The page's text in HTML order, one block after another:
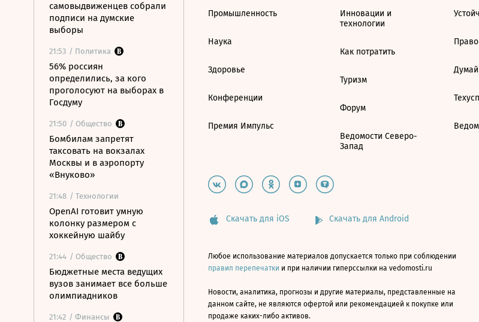
самовыдвиженцев собрали
подписи на думские
выборы
21:53 / Политика
56% россиян
определились, за кого
проголосуют на выборах в
Госдуму
21:50 / Общество
Бомбилам запретят
таксовать на вокзалах
Москвы и в аэропорту
«Внуково»
21:48 / Технологии
OpenAI готовит умную
колонку размером с
хоккейную шайбу
21:44 / Общество
Бюджетные места ведущих
вузов занимает все больше
олимпиадников
21:42 / Финансы
Промышленность
Наука
Здоровье
Конференции
Премия Импульс
Инновации и
технологии
Как потратить
Туризм
Форум
Ведомости Северо-
Запад
Право
Думай
Скачать для iOS Скачать для Android
Любое использование материалов допускается только при соблюдении
правил перепечатки и при наличии гиперссылки на vedomosti.ru
Новости, аналитика, прогнозы и другие материалы, представленные на
данном сайте, не являются офертой или рекомендацией к покупке или
продаже каких-либо активов.